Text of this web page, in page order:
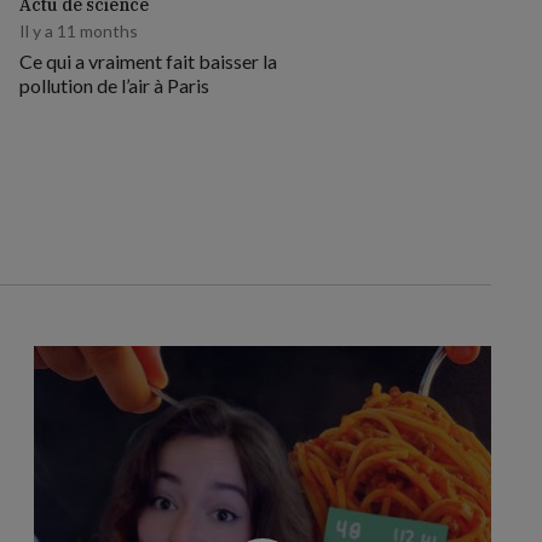
Actu de science
Il y a 11 months
Ce qui a vraiment fait baisser la
pollution de l’air à Paris